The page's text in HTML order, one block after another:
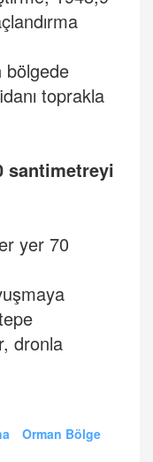
bölgede
toprakla
santimetreyi
yer 70
dronla
Orman Bölge